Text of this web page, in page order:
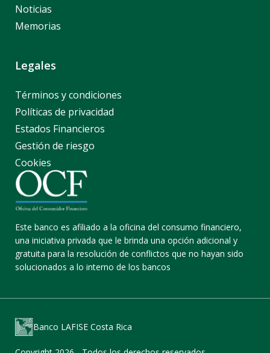
Noticias
Memorias
Legales
Términos y condiciones
Políticas de privacidad
Estados Financieros
Gestión de riesgo
Cookies
Este banco es afiliado a la oficina del consumo financiero,
una iniciativa privada que le brinda una opción adicional y
gratuita para la resolución de conflictos que no hayan sido
solucionados a lo interno de los bancos
Banco LAFISE Costa Rica